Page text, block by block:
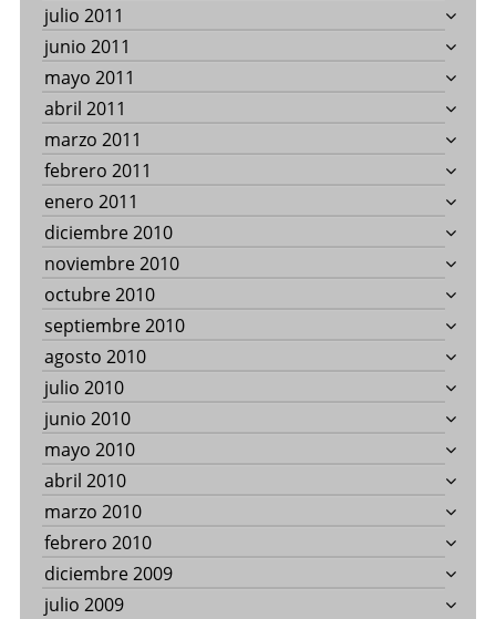
julio 2011
junio 2011
mayo 2011
abril 2011
marzo 2011
febrero 2011
enero 2011
diciembre 2010
noviembre 2010
octubre 2010
septiembre 2010
agosto 2010
julio 2010
junio 2010
mayo 2010
abril 2010
marzo 2010
febrero 2010
diciembre 2009
julio 2009